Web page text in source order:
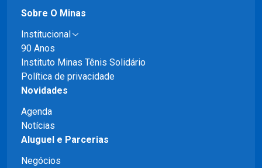
Sobre O Minas
Institucional
90 Anos
Instituto Minas Tênis Solidário
Política de privacidade
Novidades
Agenda
Notícias
Aluguel e Parcerias
Negócios